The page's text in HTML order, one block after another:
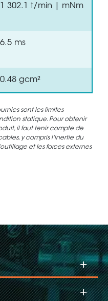
1 302.1 t/min | mNm
6.5 ms
0.48 gcm²
sont les limites
statique. Pour obtenir
il faut tenir compte de
y compris l'inertie du
et les forces externes
+
+